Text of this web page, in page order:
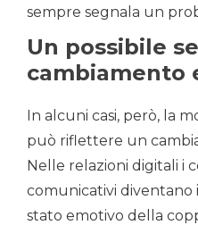
sempre segnala un
Un possibile
cambiamento
In alcuni casi, però, la
può riflettere un
Nelle relazioni digitali i
comunicativi
stato emotivo della